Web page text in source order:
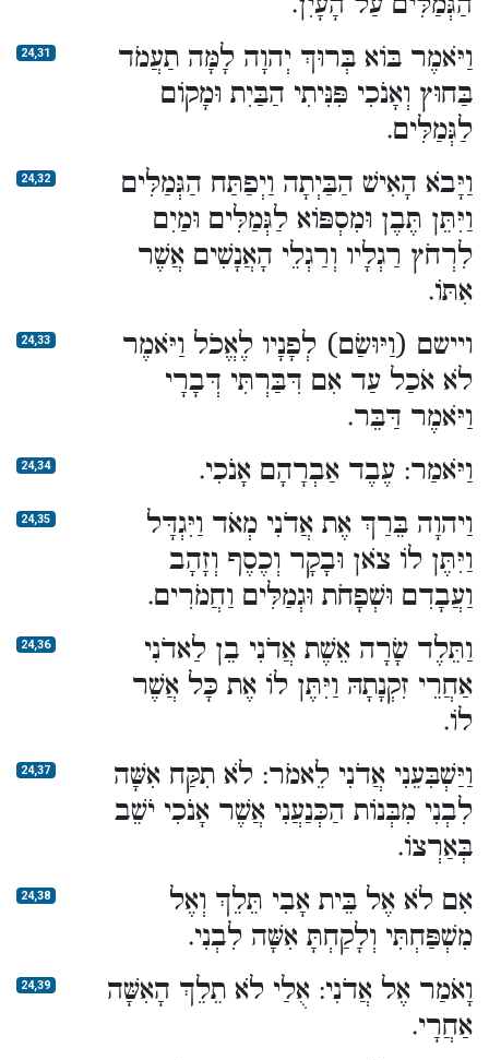
24,31
וַיֹּאמֶר בּוֹא בְּרוּךְ יְהוָה לָמָּה תַעֲמֹד
בַּחוּץ וְאָנֹכִי פִּנִּיתִי הַבַּיִת וּמָקוֹם
לַגְּמַלִּים.
24,32
וַיָּבֹא הָאִישׁ הַבַּיְתָה וַיְפַתַּח הַגְּמַלִּים
וַיִּתֵּן תֶּבֶן וּמִסְפּוֹא לַגְּמַלִּים וּמַיִם
לִרְחֹץ רַגְלָיו וְרַגְלֵי הָאֲנָשִׁים אֲשֶׁר
אִתּוֹ.
24,33
ויישם (וַיּוּשַׂם) לְפָנָיו לֶאֱכֹל וַיֹּאמֶר
לֹא אֹכַל עַד אִם דִּבַּרְתִּי דְּבָרָי
וַיֹּאמֶר דַּבֵּר.
24,34 וַיֹּאמַר: עֶבֶד אַבְרָהָם אָנֹכִי.
24,35
וַיהוָה בֵּרַךְ אֶת אֲדֹנִי מְאֹד וַיִּגְדָּל
וַיִּתֶּן לוֹ צֹאן וּבָקָר וְכֶסֶף וְזָהָב
וַעֲבָדִם וּשְׁפָחֹת וּגְמַלִּים וַחֲמֹרִים.
24,36
וַתֵּלֶד שָׂרָה אֵשֶׁת אֲדֹנִי בֵן לַאדֹנִי
אַחֲרֵי זִקְנָתָהּ וַיִּתֶּן לוֹ אֶת כָּל אֲשֶׁר
לוֹ.
24,37
וַיַּשְׁבִּעֵנִי אֲדֹנִי לֵאמֹר: לֹא תִקַּח אִשָּׁה
לִבְנִי מִבְּנוֹת הַכְּנַעֲנִי אֲשֶׁר אָנֹכִי יֹשֵׁב
בְּאַרְצוֹ.
24,38
אִם לֹא אֶל בֵּית אָבִי תֵּלֵךְ וְאֶל
מִשְׁפַּחְתִּי וְלָקַחְתָּ אִשָּׁה לִבְנִי.
24,39
וָאֹמַר אֶל אֲדֹנִי: אֻלַי לֹא תֵלֵךְ הָאִשָּׁה
אַחֲרָי.